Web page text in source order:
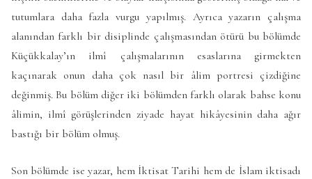
tutumlara daha fazla vurgu yapılmış. Ayrıca yazarın çalışma
alanından farklı bir disiplinde çalışmasından ötürü bu bölümde
Küçükkalay’ın ilmî çalışmalarının esaslarına girmekten
kaçınarak onun daha çok nasıl bir âlim portresi çizdiğine
değinmiş. Bu bölüm diğer iki bölümden farklı olarak bahse konu
âlimin, ilmî görüşlerinden ziyade hayat hikâyesinin daha ağır
bastığı bir bölüm olmuş.
Son bölümde ise yazar, hem İktisat Tarihi hem de İslam iktisadı